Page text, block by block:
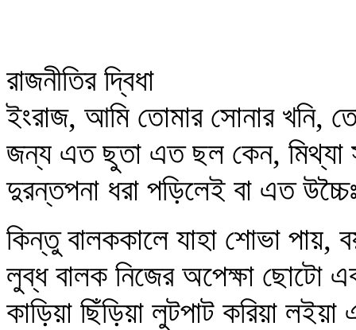
রাজনীতির দ্বিধা
ইংরাজ, আমি তোমার সোনার খনি,
জন্য এত ছুতা এত ছল কেন, মিথ্যা
দুরন্তপনা ধরা পড়িলেই বা এত
কিন্তু বালককালে যাহা শোভা পায়,
লুব্ধ বালক নিজের অপেক্ষা ছোটো
কাড়িয়া ছিঁড়িয়া লুটপাট করিয়া